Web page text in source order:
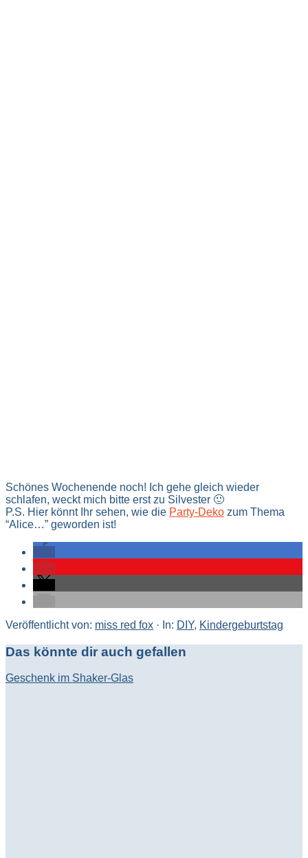
Schönes Wochenende noch! Ich gehe gleich wieder
schlafen, weckt mich bitte erst zu Silvester 🙂
P.S. Hier könnt Ihr sehen, wie die Party-Deko zum Thema
“Alice…” geworden ist!
Veröffentlicht von: miss red fox · In: DIY, Kindergeburtstag
Das könnte dir auch gefallen
Geschenk im Shaker-Glas